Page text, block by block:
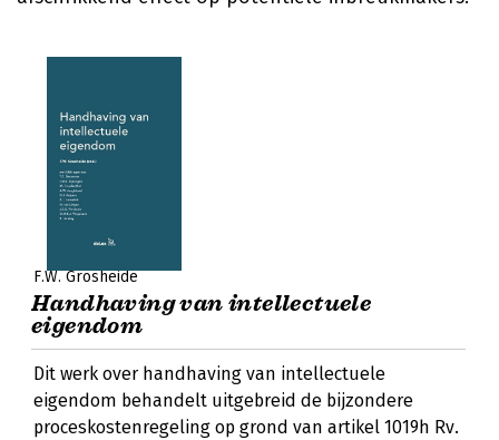
F.W. Grosheide
Handhaving van intellectuele
eigendom
Dit werk over handhaving van intellectuele
eigendom behandelt uitgebreid de bijzondere
proceskostenregeling op grond van artikel 1019h Rv.